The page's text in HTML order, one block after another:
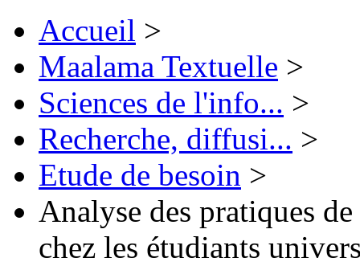
Accueil >
Maalama Textuelle >
Sciences de l'info... >
Recherche, diffusi... >
Etude de besoin >
Analyse des pratiques
chez les étudiants